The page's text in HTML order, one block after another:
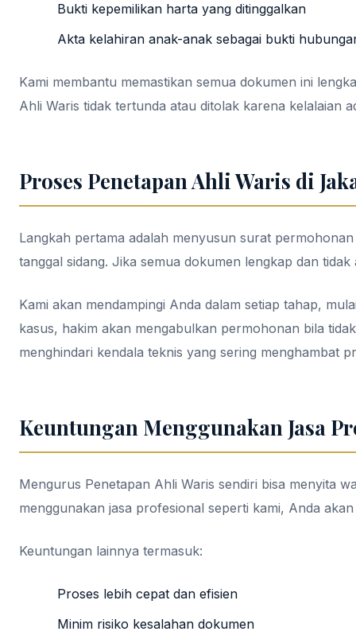
Bukti kepemilikan harta yang ditinggalkan
Akta kelahiran anak-anak sebagai bukti
Kami membantu memastikan semua dokumen ini
Ahli Waris tidak tertunda atau ditolak karena kelalaian
Proses Penetapan Ahli Waris di
Langkah pertama adalah menyusun surat
tanggal sidang. Jika semua dokumen lengkap dan
Kami akan mendampingi Anda dalam setiap tahap,
kasus, hakim akan mengabulkan permohonan bila
menghindari kendala teknis yang sering menghambat
Keuntungan Menggunakan Jasa
Mengurus Penetapan Ahli Waris sendiri bisa menyita
menggunakan jasa profesional seperti kami, Anda
Keuntungan lainnya termasuk:
Proses lebih cepat dan efisien
Minim risiko kesalahan dokumen